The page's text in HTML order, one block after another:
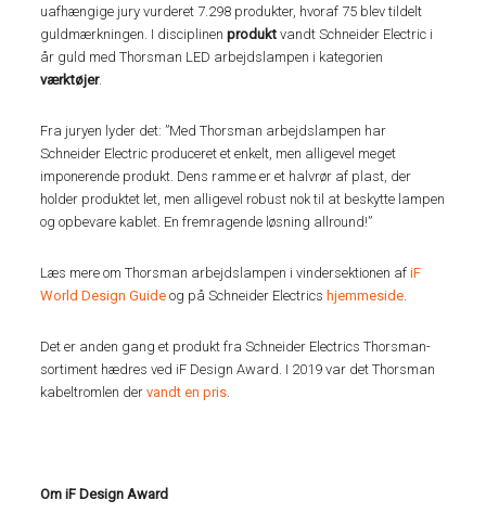
uafhængige jury vurderet 7.298 produkter, hvoraf 75 blev tildelt
guldmærkningen. I disciplinenprodukt vandt Schneider Electric i
år guld med Thorsman LED arbejdslampen i kategorien
værktøjer.
Fra juryen lyder det: ”Med Thorsman arbejdslampen har
Schneider Electric produceret et enkelt, men alligevel meget
imponerende produkt. Dens ramme er et halvrør af plast, der
holder produktet let, men alligevel robust nok til at beskytte lampen
og opbevare kablet. En fremragende løsning allround!”
Læs mere om Thorsman arbejdslampen i vindersektionen afiF
World Design Guide og på Schneider Electrics hjemmeside
Det er anden gang et produkt fra Schneider Electrics Thorsman-
sortiment hædres ved iF Design Award. I 2019 var det Thorsman
kabeltromlen dervandt en pris
Om iF Design Award